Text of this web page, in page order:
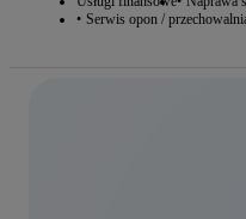
Serwis opon /